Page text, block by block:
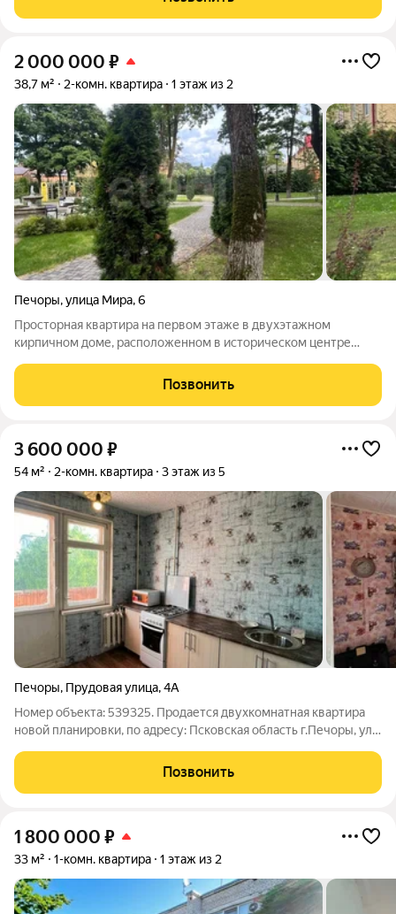
благоприятные рыночные
2 000 000 ₽
38,7 м² 2-комн. квартира 1 этаж из 2
Печоры,улица Мира,6
Просторная квартира на первом этаже в двухэтажном
кирпичном доме, расположенном в историческом центре
пластиковые стеклопакеты, обеспечено центральное
отопление и водоснабжение, при этом
Позвонить
3 600 000 ₽
54 м² 2-комн. квартира 3 этаж из 5
Печоры, Прудовая улица,4А
Номер объекта: 539325. Продается двухкомнатная квартира
новой планировки, по адресу: Псковская область г.Печоры, ул.
выходом на лоджию, прихожая 10, комнаты 17и 11,8 , с/у
раздельный .
Позвонить
1 800 000 ₽
33 м² 1-комн. квартира 1 этаж из 2